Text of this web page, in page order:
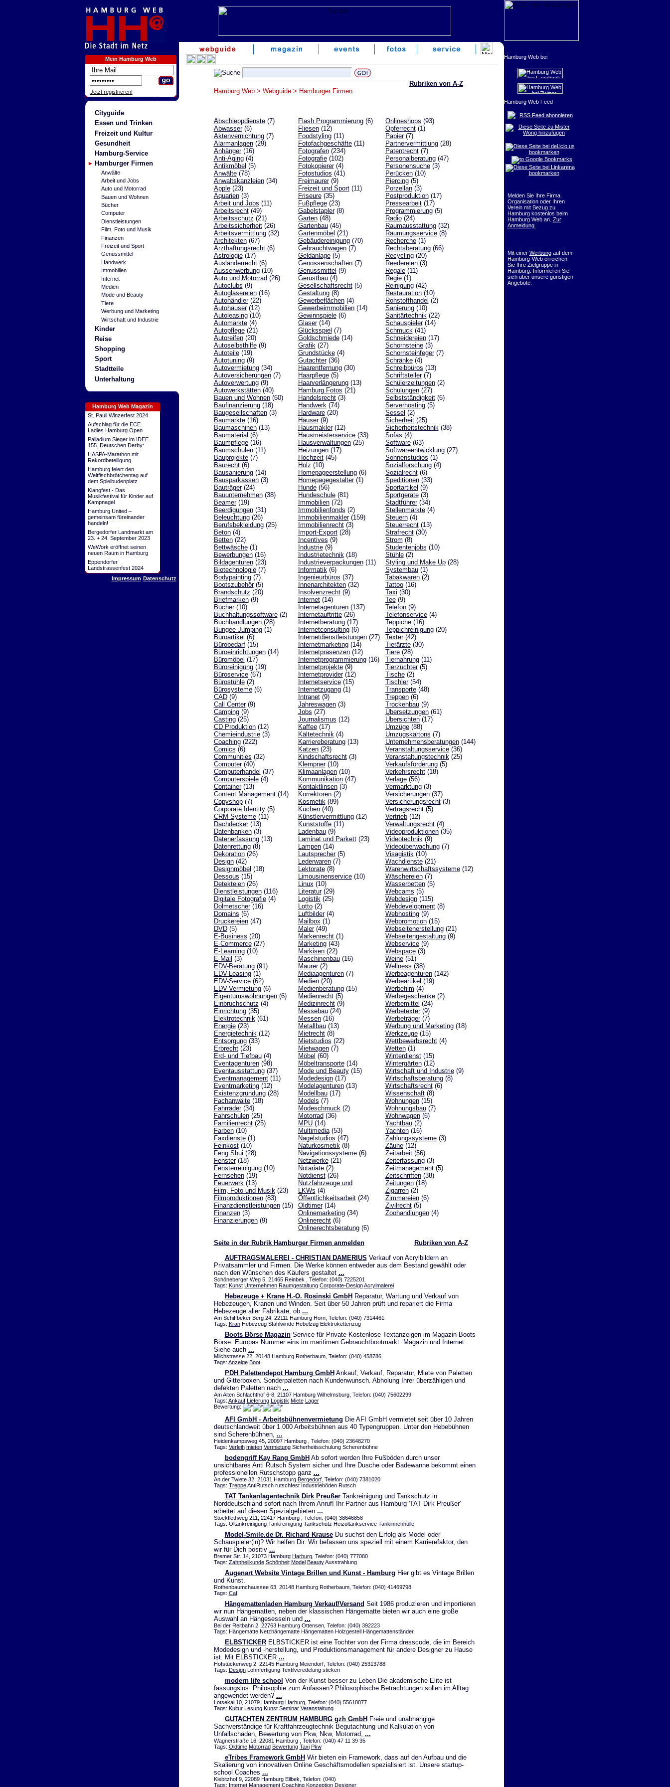
Mein Hamburg Web
Jetzt registrieren!
Cityguide
Essen und Trinken
Freizeit und Kultur
Gesundheit
Hamburg-Service
Hamburger Firmen
Anwälte
Arbeit und Jobs
Auto und Motorrad
Bauen und Wohnen
Bücher
Computer
Dienstleistungen
Film, Foto und Musik
Finanzen
Freizeit und Sport
Genussmittel
Handwerk
Immobilien
Internet
Medien
Mode und Beauty
Tiere
Werbung und Marketing
Wirtschaft und Industrie
Kinder
Reise
Shopping
Sport
Stadtteile
Unterhaltung
Hamburg Web Magazin
St. Pauli Winzerfest 2024
Aufschlag für die ECE
Ladies Hamburg Open
Palladium Sieger im IDEE
155. Deutschen Derby:
HASPA-Marathon mit
Rekordbeteiligung
Hamburg feiert den
Weltfischbrötchentag auf
dem Spielbudenplatz
Klangfest - Das
Musikfestival für Kinder auf
Kampnagel
Hamburg United –
gemeinsam füreinander
handeln!
Bergedorfer Landmarkt am
23. + 24. September 2023
WeWork eröffnet seinen
neuen Raum in Hamburg
Eppendorfer
Landstrassenfest 2024
Impressum Datenschutz
Hamburg Web> Webguide> Hamburger Firmen
Rubriken von A-Z
Abschleppdienste(7)
Abwasser(6)
Aktenvernichtung(7)
Alarmanlagen(29)
Anhänger(16)
Anti-Aging(4)
Antikmöbel (5)
Anwälte(78)
Anwaltskanzleien(34)
Apple(23)
Aquarien(3)
Arbeit und Jobs (11)
Arbeitsrecht(49)
Arbeitsschutz (21)
Arbeitssicherheit(26)
Arbeitsvermittlung(32)
Architekten(67)
Arzthaftungsrecht(6)
Astrologie(17)
Ausländerrecht(6)
Aussenwerbung(10)
Auto und Motorrad (26)
Autoclubs (9)
Autoglasereien(16)
Autohändler(22)
Autohäuser(12)
Autoleasing(10)
Automärkte(4)
Autopflege(21)
Autoreifen(20)
Autoselbsthilfe(9)
Autoteile(19)
Autotuning(9)
Autovermietung(34)
Autoversicherungen(7)
Autoverwertung(9)
Autowerkstätten(40)
Bauen und Wohnen(60)
Baufinanzierung(18)
Baugesellschaften(3)
Baumärkte(16)
Baumaschinen(13)
Baumaterial (6)
Baumpflege(16)
Baumschulen(11)
Bauprojekte(7)
Baurecht(6)
Bausanierung(14)
Bausparkassen(3)
Bauträger(24)
Bauunternehmen(38)
Beamer(19)
Beerdigungen(31)
Beleuchtung(26)
Berufsbekleidung(25)
Beton(4)
Betten(22)
Bettwäsche(1)
Bewerbungen(16)
Bildagenturen(23)
Biotechnologie(7)
Bodypainting(7)
Bootszubehör(5)
Brandschutz (20)
Briefmarken(9)
Bücher(10)
Buchhaltungssoftware(2)
Buchhandlungen(28)
Bungee Jumping(1)
Büroartikel (6)
Bürobedarf(15)
Büroeinrichtungen(14)
Büromöbel (17)
Büroreinigung(19)
Büroservice(67)
Bürostühle(2)
Bürosysteme(6)
CAD(9)
Call Center(9)
Camping(9)
Casting(25)
CD Produktion(12)
Chemieindustrie(3)
Coaching(222)
Comics (6)
Communities (32)
Computer(40)
Computerhandel (37)
Computerspiele(4)
Container(13)
Content Management(14)
Copyshop(7)
Corporate Identity(5)
CRM Systeme(11)
Dachdecker(13)
Datenbanken(3)
Datenerfassung(13)
Datenrettung(8)
Dekoration(26)
Design(42)
Designmöbel (18)
Dessous (15)
Detekteien(26)
Dienstleistungen(116)
Digitale Fotografie(4)
Dolmetscher(16)
Domains (6)
Druckereien(47)
DVD(5)
E-Business (20)
E-Commerce(27)
E-Learning(10)
E-Mail (3)
EDV-Beratung(91)
EDV-Leasing(1)
EDV-Service(62)
EDV-Vermietung(6)
Eigentumswohnungen(6)
Einbruchschutz (4)
Einrichtung(35)
Elektrotechnik(61)
Energie(23)
Energietechnik(12)
Entsorgung(33)
Erbrecht(23)
Erd- und Tiefbau(4)
Eventagenturen(98)
Eventausstattung(37)
Eventmanagement(11)
Eventmarketing(12)
Existenzgründung(28)
Fachanwälte(18)
Fahrräder(34)
Fahrschulen(25)
Familienrecht(25)
Farben(10)
Faxdienste(1)
Feinkost(10)
Feng Shui (28)
Fenster(18)
Fensterreinigung(10)
Fernsehen(19)
Feuerwerk(13)
Film, Foto und Musik(23)
Filmproduktionen(83)
Finanzdienstleistungen(15)
Finanzen(3)
Finanzierungen(9)
Flash Programmierung(6)
Fliesen(12)
Foodstyling(11)
Fotofachgeschäfte(11)
Fotografen(234)
Fotografie(102)
Fotokopierer(4)
Fotostudios (41)
Freimaurer(9)
Freizeit und Sport(11)
Friseure(35)
Fußpflege(23)
Gabelstapler(8)
Garten(48)
Gartenbau(45)
Gartenmöbel (21)
Gebäudereinigung(70)
Gebrauchtwagen(7)
Geldanlage(5)
Genossenschaften(7)
Genussmittel (9)
Gerüstbau(4)
Gesellschaftsrecht(5)
Gestaltung(8)
Gewerbeflächen(4)
Gewerbeimmobilien(14)
Gewinnspiele(6)
Glaser(14)
Glücksspiel (7)
Goldschmiede(14)
Grafik(27)
Grundstücke(4)
Gutachter(36)
Haarentfernung(30)
Haarpflege(5)
Haarverlängerung(13)
Hamburg Fotos (21)
Handelsrecht(3)
Handwerk(74)
Hardware(20)
Häuser(9)
Hausmakler(12)
Hausmeisterservice(33)
Hausverwaltungen(25)
Heizungen(17)
Hochzeit(45)
Holz (10)
Homepageerstellung(6)
Homepagegestalter(1)
Hunde(56)
Hundeschule(81)
Immobilien(72)
Immobilienfonds (2)
Immobilienmakler(159)
Immobilienrecht(3)
Import-Export(28)
Incentives (9)
Industrie(9)
Industrietechnik(18)
Industrieverpackungen(11)
Informatik(6)
Ingenieurbüros (37)
Innenarchitekten(32)
Insolvenzrecht(9)
Internet(14)
Internetagenturen(137)
Internetauftritte(26)
Internetberatung(17)
Internetconsulting(6)
Internetdienstleistungen(27)
Internetmarketing(14)
Internetpräsenzen(12)
Internetprogrammierung(16)
Internetprojekte(9)
Internetprovider(12)
Internetservice(15)
Internetzugang(1)
Intranet(9)
Jahreswagen(3)
Jobs (27)
Journalismus (12)
Kaffee(17)
Kältetechnik(4)
Karriereberatung(13)
Katzen(23)
Kindschaftsrecht(3)
Klempner(10)
Klimaanlagen(10)
Kommunikation(47)
Kontaktlinsen(3)
Korrektoren(2)
Kosmetik(89)
Küchen(40)
Künstlervermittlung(12)
Kunststoffe(11)
Ladenbau(9)
Laminat und Parkett(23)
Lampen(14)
Lautsprecher(5)
Lederwaren(7)
Lektorate(8)
Limousinenservice(10)
Linux(10)
Literatur(29)
Logistik(25)
Lotto(2)
Luftbilder(4)
Mailbox(1)
Maler(49)
Markenrecht(1)
Marketing(43)
Markisen(22)
Maschinenbau(16)
Maurer(2)
Mediaagenturen(7)
Medien(20)
Medienberatung(15)
Medienrecht(5)
Medizinrecht(9)
Messebau(24)
Messen(16)
Metallbau(13)
Mietrecht(8)
Mietstudios (22)
Mietwagen(7)
Möbel (60)
Möbeltransporte(14)
Mode und Beauty(15)
Modedesign(17)
Modelagenturen(13)
Modellbau(17)
Models (7)
Modeschmuck(2)
Motorrad (36)
MPU(14)
Multimedia(53)
Nagelstudios (47)
Naturkosmetik(8)
Navigationssysteme(6)
Netzwerke(21)
Notariate(2)
Notdienst(26)
Nutzfahrzeuge und
LKWs (4)
Öffentlichkeitsarbeit(24)
Oldtimer(14)
Onlinemarketing(34)
Onlinerecht(6)
Onlinerechtsberatung(6)
Onlineshops (93)
Opferrecht(1)
Papier(7)
Partnervermittlung(28)
Patentrecht(7)
Personalberatung(47)
Personensuche(3)
Perücken(10)
Piercing(5)
Porzellan(3)
Postproduktion(17)
Pressearbeit(17)
Programmierung(5)
Radio(24)
Raumausstattung(32)
Räumungsservice(8)
Recherche(1)
Rechtsberatung(66)
Recycling(20)
Reedereien(3)
Regale(11)
Regie(1)
Reinigung(42)
Restauration(10)
Rohstoffhandel (2)
Sanierung(10)
Sanitärtechnik(22)
Schauspieler(14)
Schmuck(41)
Schneidereien(17)
Schornsteine(3)
Schornsteinfeger(7)
Schränke(4)
Schreibbüros (13)
Schriftsteller(7)
Schülerzeitungen(2)
Schulungen(27)
Selbstständigkeit(6)
Serverhosting(5)
Sessel (2)
Sicherheit(25)
Sicherheitstechnik(38)
Sofas (4)
Software(63)
Softwareentwicklung(27)
Sonnenstudios (1)
Sozialforschung(4)
Sozialrecht(6)
Speditionen(33)
Sportartikel (9)
Sportgeräte(3)
Stadtführer(34)
Stellenmärkte(4)
Steuern(4)
Steuerrecht(13)
Strafrecht(30)
Strom (8)
Studentenjobs (10)
Stühle(2)
Styling und Make Up(28)
Systembau(1)
Tabakwaren(2)
Tattoo(16)
Taxi (30)
Tee(9)
Telefon(9)
Telefonservice(4)
Teppiche(16)
Teppichreinigung(20)
Texter(42)
Tierärzte(30)
Tiere(28)
Tiernahrung(11)
Tierzüchter(5)
Tische(2)
Tischler(54)
Transporte(48)
Treppen(6)
Trockenbau(9)
Übersetzungen(61)
Übersichten(17)
Umzüge(88)
Umzugskartons (7)
Unternehmensberatungen(144)
Veranstaltungsservice(36)
Veranstaltungstechnik(25)
Verkaufsförderung(5)
Verkehrsrecht(18)
Verlage(56)
Vermarktung(3)
Versicherungen(37)
Versicherungsrecht(3)
Vertragsrecht(5)
Vertrieb(12)
Verwaltungsrecht(4)
Videoproduktionen(35)
Videotechnik(9)
Videoüberwachung(7)
Visagistik(10)
Wachdienste(21)
Warenwirtschaftssysteme(12)
Wäschereien(7)
Wasserbetten(5)
Webcams (5)
Webdesign(115)
Webdevelopment(8)
Webhosting(9)
Webpromotion(15)
Webseitenerstellung(21)
Webseitengestaltung(9)
Webservice(9)
Webspace(3)
Weine(51)
Wellness (38)
Werbeagenturen(142)
Werbeartikel (19)
Werbefilm (4)
Werbegeschenke(2)
Werbemittel (24)
Werbetexter(9)
Werbeträger(7)
Werbung und Marketing(18)
Werkzeuge(15)
Wettbewerbsrecht(4)
Wetten(1)
Winterdienst(15)
Wintergärten(12)
Wirtschaft und Industrie(9)
Wirtschaftsberatung(8)
Wirtschaftsrecht(6)
Wissenschaft(8)
Wohnungen(15)
Wohnungsbau(7)
Wohnwagen(6)
Yachtbau(2)
Yachten(16)
Zahlungssysteme(3)
Zäune(12)
Zeitarbeit(56)
Zeiterfassung(3)
Zeitmanagement(5)
Zeitschriften(38)
Zeitungen(18)
Zigarren(2)
Zimmereien(6)
Zivilrecht(5)
Zoohandlungen(4)
Rubriken von A-Z
Seite in der Rubrik Hamburger Firmen anmelden
AUFTRAGSMALEREI - CHRISTIAN DAMERIUS Verkauf von Acrylbildern an
Privatsammler und Firmen. Die Werke können entweder aus dem Bestand gewählt oder
nach den Wünschen des Käufers gestaltet ...
Schöneberger Weg 5, 21465 Reinbek , Telefon: (040) 7225201
Tags: Kunst Unternehmen Raumgestaltung Corporate-Design Acrylmalerei
Hebezeuge + Krane H.-O. Rosinski GmbH Reparatur, Wartung und Verkauf von
Hebezeugen, Kranen und Winden. Seit über 50 Jahren prüft und repariert die Firma
Hebezeuge aller Fabrikate, ob ...
Am Schiffbeker Berg 24, 22111 Hamburg Horn, Telefon: (040) 7314461
Tags: KranHebezeug Stahlwinde Hebelzug Elektrokettenzug
Boots Börse MagazinService für Private Kostenlose Textanzeigen im Magazin Boots
Börse. Europas Nummer eins im maritimen Gebrauchtbootmarkt. Magazin und Internet.
Siehe auch ...
Milchstrasse 22, 20148 Hamburg Rotherbaum, Telefon: (040) 458786
Tags: Anzeige Boot
PDH Palettendepot Hamburg GmbH Ankauf, Verkauf, Reparatur, Miete von Paletten
und Gitterboxen. Sonderpaletten nach Kundenwunsch. Abholung Ihrer überzähligen und
defekten Paletten nach ...
Am Alten Schlachthof 6-8, 21107 Hamburg Wilhelmsburg, Telefon: (040) 75602299
Tags: Ankauf Lieferung Logistik Miete Lager
Bewertung:
AFI GmbH - Arbeitsbühnenvermietung Die AFI GmbH vermietet seit über 10 Jahren
deutschlandweit über 1.000 Arbeitsbühnen aus 40 Typengruppen. Unter den Hebebühnen
sind Scherenbühnen, ...
Heidenkampsweg 45, 20097 Hamburg , Telefon: (040) 23648270
Tags: Verleih mieten VermietungSicherheitsschulung Scherenbühne
bodengriff Kay Rang GmbH Ab sofort werden Ihre Fußböden durch unser
unsichtbares Anti Rutsch System sicher und Ihre Dusche oder Badewanne bekommt einen
professionellen Rutschstopp ganz ...
An der Twiete 32, 21031 Hamburg Bergedorf, Telefon: (040) 7381020
Tags: TreppeAntiRutsch rutschfest Industrieböden Rutsch
TAT Tankanlagentechnik Dirk PreußerTankreinigung und Tankschutz in
Norddeutschland sofort nach Ihrem Anruf! Ihr Partner aus Hamburg 'TAT Dirk Preußer'
arbeitet auf diesen Spezialgebieten ...
Stockflethweg 211, 22417 Hamburg , Telefon: (040) 38646858
Tags: Öltankreinigung Tankreinigung Tankschutz Heizöltankservice Tankinnenhülle
Model-Smile.de Dr. Richard KrauseDu suchst den Erfolg als Model oder
Schauspieler(in)? Wir helfen Dir. Wir befassen uns speziell mit einem Karrierefaktor, den
wir für Dich positiv ...
Bremer Str. 14, 21073 Hamburg Harburg, Telefon: (040) 777080
Tags: Zahnheilkunde Schönheit Model BeautyAusstrahlung
Augenart Website Vintage Brillen und Kunst - Hamburg Hier gibt es Vintage Brillen
und Kunst.
Rothenbaumchaussee 63, 20148 Hamburg Rotherbaum, Telefon: (040) 41469798
Tags: Caf
Hängemattenladen Hamburg Verkauf/Versand Seit 1986 produzieren und importieren
wir nun Hängematten, neben der klassischen Hängematte bieten wir auch eine große
Auswahl an Hängesesseln und ...
Bei der Reitbahn 2, 22763 Hamburg Ottensen, Telefon: (040) 392223
Tags: Hängematte Netzhängematte Hängematten Holzgestell Hängemattenständer
ELBSTICKERELBSTICKER ist eine Tochter von der Firma dresscode, die im Bereich
Modedesign und -herstellung, und Produktionsmanagement für andere Designer zu Hause
ist. Mit ELBSTICKER ...
Hofstückenweg 2, 22145 Hamburg Meiendorf, Telefon: (040) 25313788
Tags: DesignLohnfertigung Textilveredelung sticken
modern life school Von der Kunst besser zu Leben Die akademische Elite ist
fassungslos. Philosophie zum Anfassen? Philosophische Betrachtungen sollen im Alltag
angewendet werden? ...
Lotsekai 10, 21079 Hamburg Harburg, Telefon: (040) 55618877
Tags: Kultur Lesung Kunst Seminar Veranstaltung
GUTACHTEN ZENTRUM HAMBURG gzh GmbH Freie und unabhängige
Sachverständige für Kraftfahrzeugtechnik Begutachtung und Kalkulation von
Unfallschäden, Bewertung von Pkw, Nkw, Motorrad, ...
Wagnerstraße 16, 22081 Hamburg , Telefon: (040) 47 11 39 35
Tags: Oldtime Motorrad Bewertung Taxi Pkw
eTribes Framework GmbH Wir bieten ein Framework, dass auf den Aufbau und die
Skalierung von innovativen Online Geschäftsmodellen spezialisiert ist. Unsere startup-
school Coaches ...
Kiebitzhof 9, 22089 Hamburg Eilbek, Telefon: (040)
Tags: Internet Management Coaching Konzeption Designer
RSS Feed abonnieren
Melden Sie Ihre Firma,
Organisation oder Ihren
Verein mit Bezug zu
Hamburg kostenlos beim
Hamburg Web an. Zur
Anmeldung.
Mit einer Werbungauf dem
Hamburg-Web erreichen
Sie Ihre Zielgruppe in
Hamburg. Informieren Sie
sich über unsere günstigen
Angebote.